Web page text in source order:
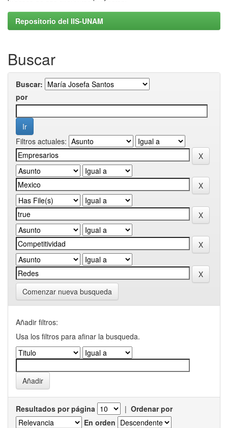
Repositorio del IIS-UNAM
Buscar
Buscar:
por
Filtros actuales:
Comenzar nueva busqueda
Añadir filtros:
Usa los filtros para afinar la busqueda.
Resultados por página | Ordenar por
En orden